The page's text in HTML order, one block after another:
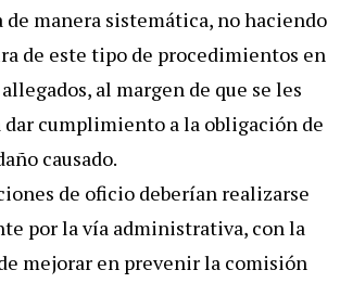
de manera sistemática, no haciendo
de este tipo de procedimientos en
al margen de que se les
cumplimiento a la obligación de
causado.
de oficio deberían realizarse
por la vía administrativa, con la
mejorar en prevenir la comisión